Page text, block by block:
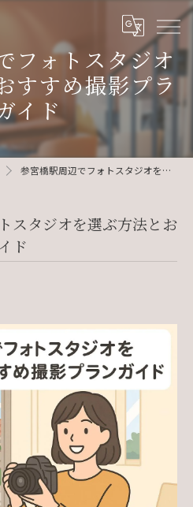
フォトスタジオ
すすめ撮影プラ
イド
参宮橋駅周辺でフォトスタジオを選ぶ方法とおすすめ撮影プランガイド
スタジオを選ぶ方法とお
ド